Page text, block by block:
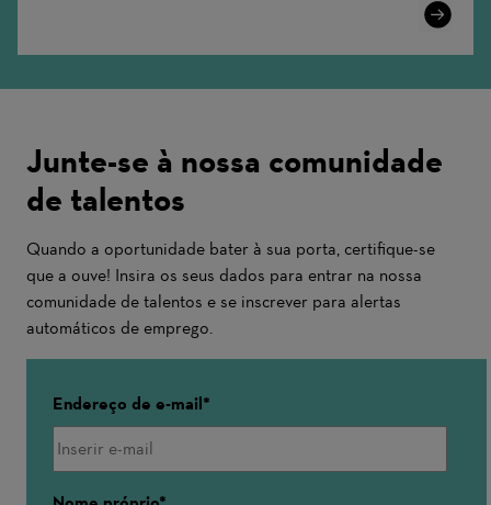
Learn
Junte-se à nossa comunidade
de talentos
Quando a oportunidade bater à sua porta, certifique-se
que a ouve! Insira os seus dados para entrar na nossa
comunidade de talentos e se inscrever para alertas
automáticos de emprego.
Endereço de e-mail